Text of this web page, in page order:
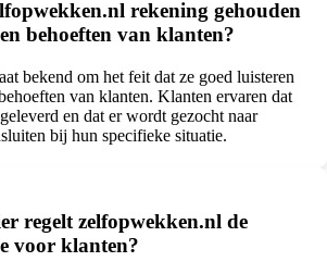
rekening gehouden
behoeften van klanten?
bekend om het feit dat ze goed luisteren
van klanten. Klanten ervaren dat
en dat er wordt gezocht naar
bij hun specifieke situatie.
regelt zelfopwekken.nl de
voor klanten?